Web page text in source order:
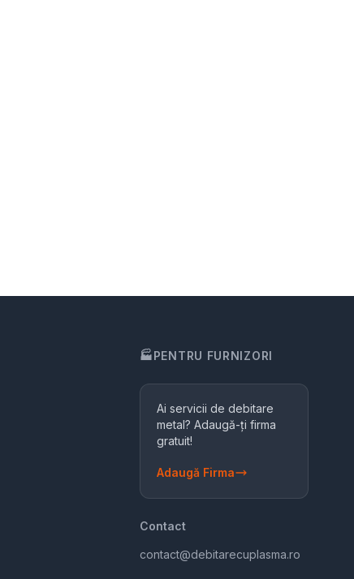
🏭PENTRU FURNIZORI
Ai servicii de debitare
metal? Adaugă-ți firma
gratuit!
Adaugă Firma
Contact
contact@debitarecuplasma.ro